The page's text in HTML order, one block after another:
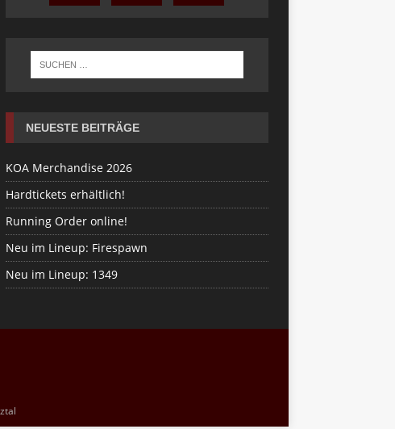
NEUESTE BEITRÄGE
KOA Merchandise 2026
Hardtickets erhältlich!
Running Order online!
Neu im Lineup: Firespawn
Neu im Lineup: 1349